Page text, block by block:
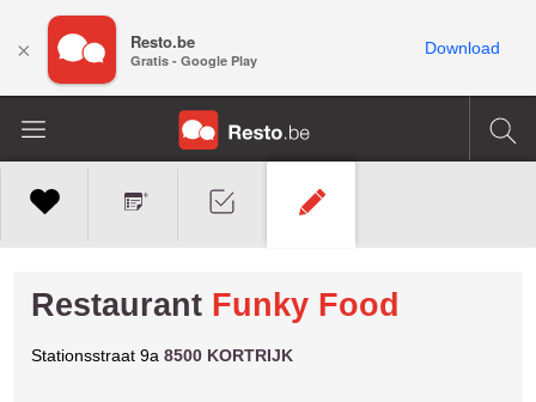
Restaurant Funky Food
Stationsstraat 9a8500 KORTRIJK
× Resto.be
Gratis - Google Play
Download